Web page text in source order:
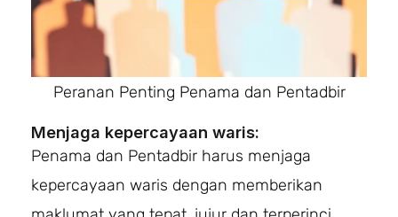
Peranan Penting Penama dan Pentadbir
Menjaga kepercayaan waris:
Penama dan Pentadbir harus menjaga
kepercayaan waris dengan memberikan